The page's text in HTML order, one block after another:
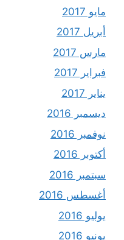
مايو 2017
أبريل 2017
مارس 2017
فبراير 2017
يناير 2017
ديسمبر 2016
نوفمبر 2016
أكتوبر 2016
سبتمبر 2016
أغسطس 2016
يوليو 2016
يونيو 2016